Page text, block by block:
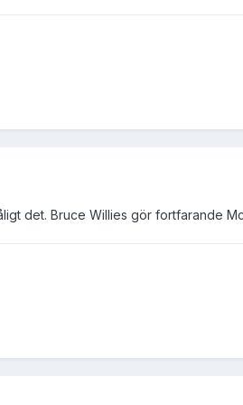
det. Bruce Willies gör fortfarande